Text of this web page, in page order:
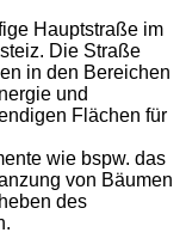
Hauptstraße im
Die Straße
in den Bereichen
und
Flächen für
wie bspw. das
von Bäumen
des